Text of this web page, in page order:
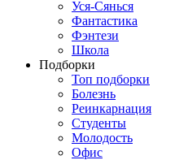
Уся-Сянься
Фантастика
Фэнтези
Школа
Подборки
Топ подборки
Болезнь
Реинкарнация
Студенты
Молодость
Офис